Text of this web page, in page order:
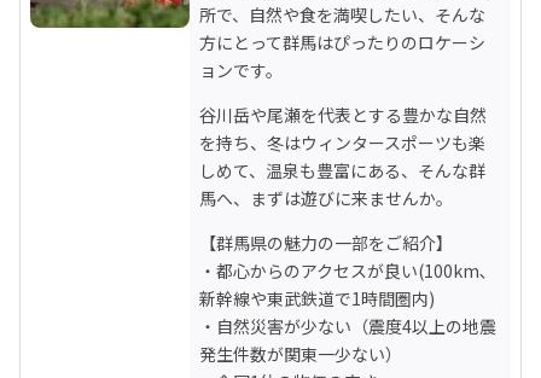
所で、自然や食を満喫したい、そんな
方にとって群馬はぴったりのロケーシ
ョンです。
谷川岳や尾瀬を代表とする豊かな自然
を持ち、冬はウィンタースポーツも楽
しめて、温泉も豊富にある、そんな群
馬へ、まずは遊びに来ませんか。
【群馬県の魅力の一部をご紹介】
・都心からのアクセスが良い(100km､
新幹線や東武鉄道で1時間圏内)
・自然災害が少ない（震度4以上の地震
発生件数が関東一少ない）